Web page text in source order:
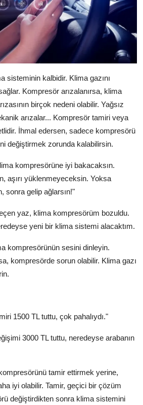
sisteminin kalbidir. Klima gazını
sağlar. Kompresör arızalanırsa, klima
birçok nedeni olabilir. Yağsız
arızalar... Kompresör tamiri veya
İhmal edersen, sadece kompresörü
değiştirmek zorunda kalabilirsin.
kompresörüne iyi bakacaksın.
aşırı yüklenmeyeceksin. Yoksa
sonra gelip ağlarsın!"
yaz, klima kompresörüm bozuldu.
yeni bir klima sistemi alacaktım.
kompresörünün sesini dinleyin.
kompresörde sorun olabilir. Klima gazı
1500 TL tuttu, çok pahalıydı."
3000 TL tuttu, neredeyse arabanın
tamir ettirmek yerine,
iyi olabilir. Tamir, geçici bir çözüm
değiştirdikten sonra klima sistemini